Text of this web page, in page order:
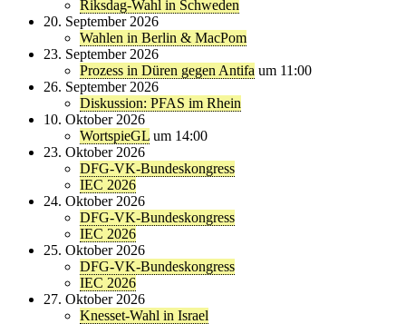
Riksdag-Wahl in Schweden
20. September 2026
Wahlen in Berlin & MacPom
23. September 2026
Prozess in Düren gegen Antifa um 11:00
26. September 2026
Diskussion: PFAS im Rhein
10. Oktober 2026
WortspieGL um 14:00
23. Oktober 2026
DFG-VK-Bundeskongress
IEC 2026
24. Oktober 2026
DFG-VK-Bundeskongress
IEC 2026
25. Oktober 2026
DFG-VK-Bundeskongress
IEC 2026
27. Oktober 2026
Knesset-Wahl in Israel